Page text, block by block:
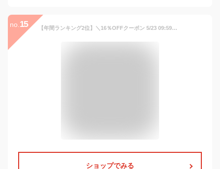
no. 15 【年間ランキング2位】＼16％OFFクーポン 5/23 09:59まで／UV パーカー 接触冷感 レディース UVパーカー UVカット 体感 -7℃ 4タイプ 長袖 ラッシュガード 遮光 コーディング メッシュ 通気口 指穴 取り外し サンバイザー 日焼け防止 大きいサイズ トップス 紫外線対策 即納
ショップでみる